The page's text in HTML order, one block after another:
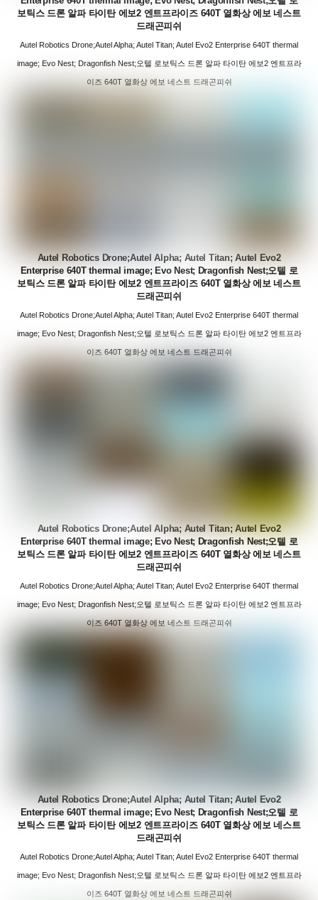
보틱스 드론 알파 타이탄 에보2 엔트프라이즈 640T 열화상 에보 네스트
드래곤피쉬
Autel Robotics Drone;Autel Alpha; Autel Titan; Autel Evo2 Enterprise 640T thermal
image; Evo Nest; Dragonfish Nest;오텔 로보틱스 드론 알파 타이탄 에보2 엔트프라
이즈 640T 열화상 에보 네스트 드래곤피쉬
Autel Robotics Drone;Autel Alpha; Autel Titan; Autel Evo2
Enterprise 640T thermal image; Evo Nest; Dragonfish Nest;오텔 로
보틱스 드론 알파 타이탄 에보2 엔트프라이즈 640T 열화상 에보 네스트
드래곤피쉬
Autel Robotics Drone;Autel Alpha; Autel Titan; Autel Evo2 Enterprise 640T thermal
image; Evo Nest; Dragonfish Nest;오텔 로보틱스 드론 알파 타이탄 에보2 엔트프라
이즈 640T 열화상 에보 네스트 드래곤피쉬
Autel Robotics Drone;Autel Alpha; Autel Titan; Autel Evo2
Enterprise 640T thermal image; Evo Nest; Dragonfish Nest;오텔 로
보틱스 드론 알파 타이탄 에보2 엔트프라이즈 640T 열화상 에보 네스트
드래곤피쉬
Autel Robotics Drone;Autel Alpha; Autel Titan; Autel Evo2 Enterprise 640T thermal
image; Evo Nest; Dragonfish Nest;오텔 로보틱스 드론 알파 타이탄 에보2 엔트프라
이즈 640T 열화상 에보 네스트 드래곤피쉬
Autel Robotics Drone;Autel Alpha; Autel Titan; Autel Evo2
Enterprise 640T thermal image; Evo Nest; Dragonfish Nest;오텔 로
보틱스 드론 알파 타이탄 에보2 엔트프라이즈 640T 열화상 에보 네스트
드래곤피쉬
Autel Robotics Drone;Autel Alpha; Autel Titan; Autel Evo2 Enterprise 640T thermal
image; Evo Nest; Dragonfish Nest;오텔 로보틱스 드론 알파 타이탄 에보2 엔트프라
이즈 640T 열화상 에보 네스트 드래곤피쉬